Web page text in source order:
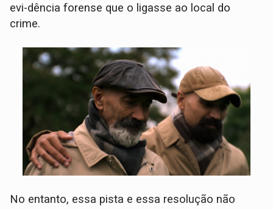
evi-dência forense que o ligasse ao local do
crime.
No entanto, essa pista e essa resolução não